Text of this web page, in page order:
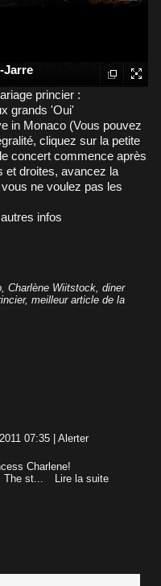
Jarre
princier :
grands 'Oui'
in Monaco (Vous pouvez
cliquez sur la petite
concert commence après
et droites, avancez la
ne voulez pas les
infos
Charlène Wiitstock diner
, meilleur article de la
07:35 Alerter
Charlene!
The st...
Lire la suite